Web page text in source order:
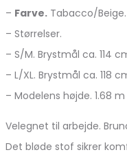
– Farve. Tabacco/
– Størrelser.
– S/M. Brystmål ca. 114
– L/XL. Brystmål ca. 118
– Modelens højde. 1.68
Velegnet til arbejde.
Det bløde stof sikrer